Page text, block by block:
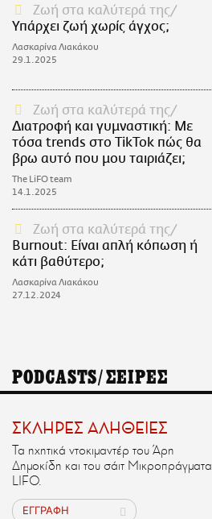
Ζωή στα καλύτερά της
Υπάρχει ζωή χωρίς άγχος;
Λασκαρίνα Λιακάκου
29.1.2025
Ζωή στα καλύτερά της
Διατροφή και γυμναστική: Με
τόσα trends στο TikTok πώς θα
βρω αυτό που μου ταιριάζει;
The LiFO team
14.1.2025
Ζωή στα καλύτερά της
Burnout: Είναι απλή κόπωση ή
κάτι βαθύτερο;
Λασκαρίνα Λιακάκου
27.12.2024
PODCASTS/ΣΕΙΡΕΣ
ΣΚΛΗΡΕΣ ΑΛΗΘΕΙΕΣ
Τα ηχητικά ντοκιμαντέρ του Άρη
Δημοκίδη και του σάιτ Μικροπράγματα
LIFO.
ΕΓΓΡΑΦΗ